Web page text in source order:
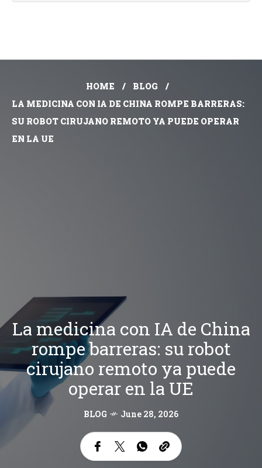
HOME
BLOG
LA MEDICINA CON IA DE CHINA ROMPE BARRERAS:
SU ROBOT CIRUJANO REMOTO YA PUEDE OPERAR
EN LA UE
La medicina con IA de China
rompe barreras: su robot
cirujano remoto ya puede
operar en la UE
BLOG June 28, 2026